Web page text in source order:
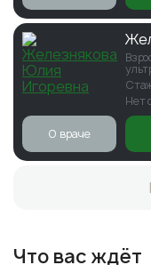
Нет
О враче
Что вас ждёт